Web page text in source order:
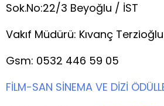
Sok.No:22/3 Beyoğlu / İST
Vakıf Müdürü: Kıvanç Terzioğlu
Gsm: 0532 446 59 05
FİLM-SAN SİNEMA VE DİZİ